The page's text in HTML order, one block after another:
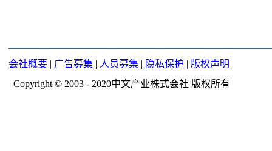
会社概要 | 广告募集 | 人员募集 | 隐私保护 | 版权声明
Copyright © 2003 - 2020中文产业株式会社 版权所有